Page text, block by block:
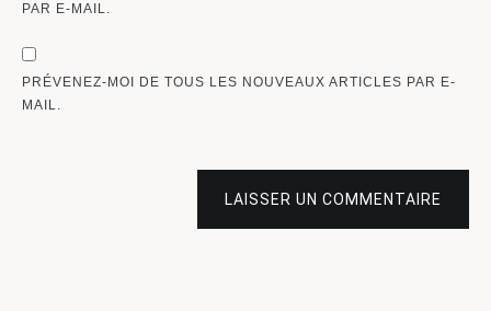
PAR E-MAIL.
PRÉVENEZ-MOI DE TOUS LES NOUVEAUX ARTICLES PAR E-
MAIL.
LAISSER UN COMMENTAIRE